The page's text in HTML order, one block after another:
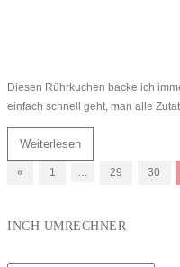
Diesen Rührkuchen backe ich
einfach schnell geht, man alle
Weiterlesen
Seitennummerierung
Beiträge
« Vorherige
1 … 29 30
INCH UMRECHNER